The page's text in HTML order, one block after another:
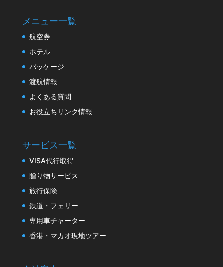
メニュー一覧
航空券
ホテル
パッケージ
渡航情報
よくある質問
お役立ちリンク情報
サービス一覧
VISA代行取得
贈り物サービス
旅行保険
鉄道・フェリー
専用車チャーター
香港・マカオ現地ツアー